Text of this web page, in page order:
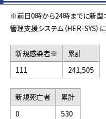
※前日0時から24時までに新型
管理支援システム（HER-SYS
新規感染者※
累計
111
241,505
新規死亡者
累計
0
530